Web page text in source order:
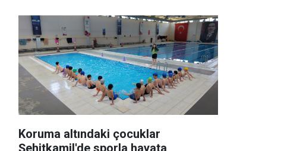
Koruma altındaki çocuklar
Şehitkamil'de sporla hayata